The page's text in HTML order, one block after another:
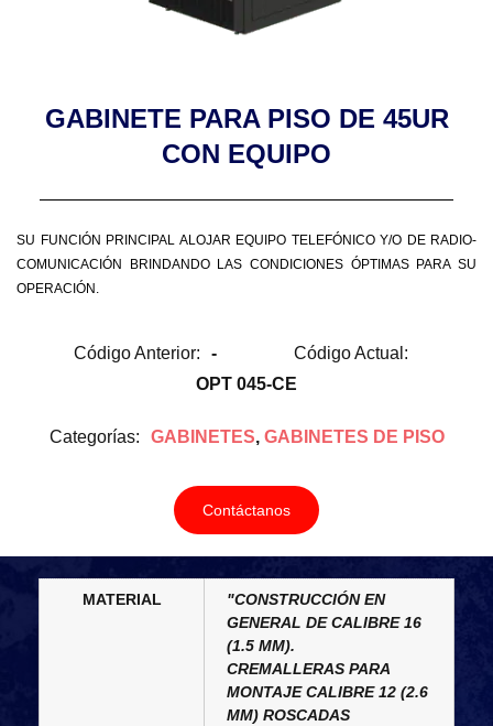
GABINETE PARA PISO DE 45UR
CON EQUIPO
SU FUNCIÓN PRINCIPAL ALOJAR EQUIPO TELEFÓNICO Y/O DE RADIO-
COMUNICACIÓN BRINDANDO LAS CONDICIONES ÓPTIMAS PARA SU
OPERACIÓN.
Código Anterior: -
Código Actual:
OPT 045-CE
Categorías: GABINETES, GABINETES DE PISO
Contáctanos
MATERIAL
"CONSTRUCCIÓN EN
GENERAL DE CALIBRE 16
(1.5 MM).
CREMALLERAS PARA
MONTAJE CALIBRE 12 (2.6
MM) ROSCADAS